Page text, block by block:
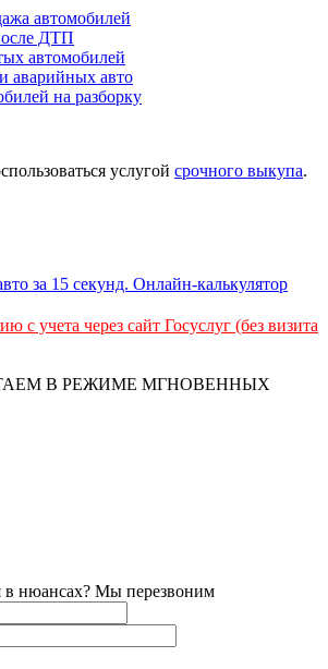
автомобилей
ДТП
автомобилей
аварийных авто
на разборку
услугой срочного выкупа.
с учета через сайт Госуслуг (без визита
В РЕЖИМЕ МГНОВЕННЫХ
в нюансах? Мы перезвоним